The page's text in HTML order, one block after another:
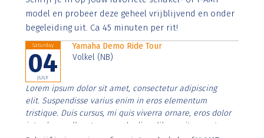
imperdiet. Nunc ut sem vitae risus tristique posuere.
model en probeer deze geheel vrijblijvend en onder
begeleiding uit. Ca 45 minuten per rit!
Saturday
04
JULY
Yamaha Demo Ride Tour
Volkel (NB)
Lorem ipsum dolor sit amet, consectetur adipiscing
elit. Suspendisse varius enim in eros elementum
tristique. Duis cursus, mi quis viverra ornare, eros dolor
interdum nulla, ut commodo diam libero vitae erat.